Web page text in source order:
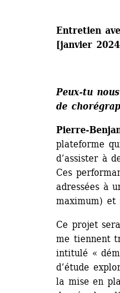
Entretien
[janvier
Peux-tu
de
Pierre-
plateforme
d’assister à
Ces
adressées à
maximum)
Ce projet
me tiennent
intitulé «
d’étude
la mise en